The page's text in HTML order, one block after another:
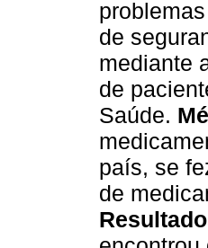
de
mediante
de
Saúde.
país, se
de